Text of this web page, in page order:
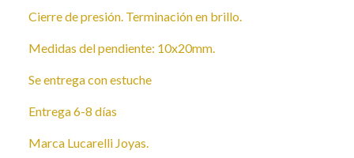
Cierre de presión. Terminación en brillo.
Medidas del pendiente: 10x20mm.
Se entrega con estuche
Entrega 6-8 días
Marca Lucarelli Joyas.